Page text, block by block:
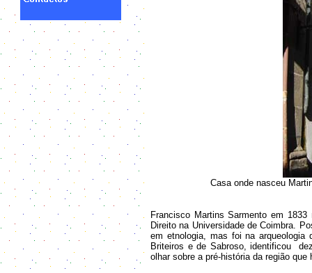
Casa onde nasceu
Francisco Martins Sarmento em
Direito na Universidade de Coimbra.
em etnologia, mas foi na arqueologia
Briteiros e de Sabroso, identificou
olhar sobre a pré-história da região